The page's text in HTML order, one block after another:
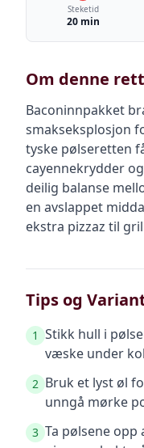
Steketid
20 min
Om denne
Baconinnpakket
smakseksplosjon
tyske pølseretten
cayennekrydder
deilig balanse
en avslappet
ekstra pizzaz til
Tips og
1 Stikk hull i
væske under
2 Bruk et lyst øl
unngå mørke
3 Ta pølsene